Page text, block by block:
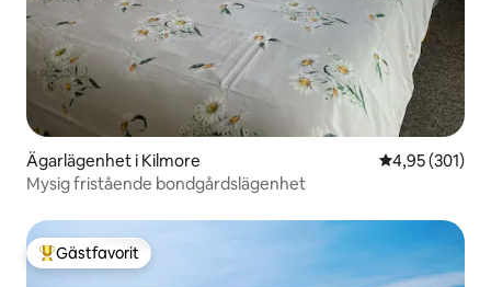
Ägarlägenhet i Kilmore 4,95 av 5 i
4,95 (301)
Mysig fristående bondgårdslägenhet
Populär gästfavorit
Gästfavorit